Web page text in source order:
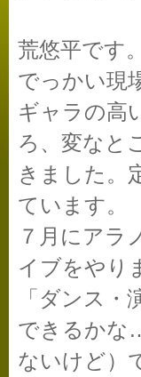
荒悠平です
でっかい現
ギャラの高
ろ、変なと
きました。
ています。
７月にアラ
イブをやり
「ダンス
できるかな
ないけど）